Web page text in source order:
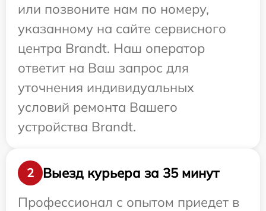
или позвоните нам по номеру,
указанному на сайте сервисного
центра Brandt. Наш оператор
ответит на Ваш запрос для
уточнения индивидуальных
условий ремонта Вашего
устройства Brandt.
2
Выезд курьера за 35 минут
Профессионал с опытом приедет в